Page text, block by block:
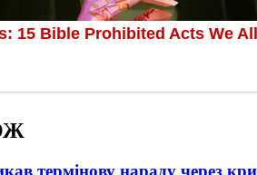
термінову нараду через